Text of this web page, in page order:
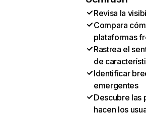
Revisa la
Compara
plataformas
Rastrea el
de
Identificar
emergentes
Descubre las
hacen los